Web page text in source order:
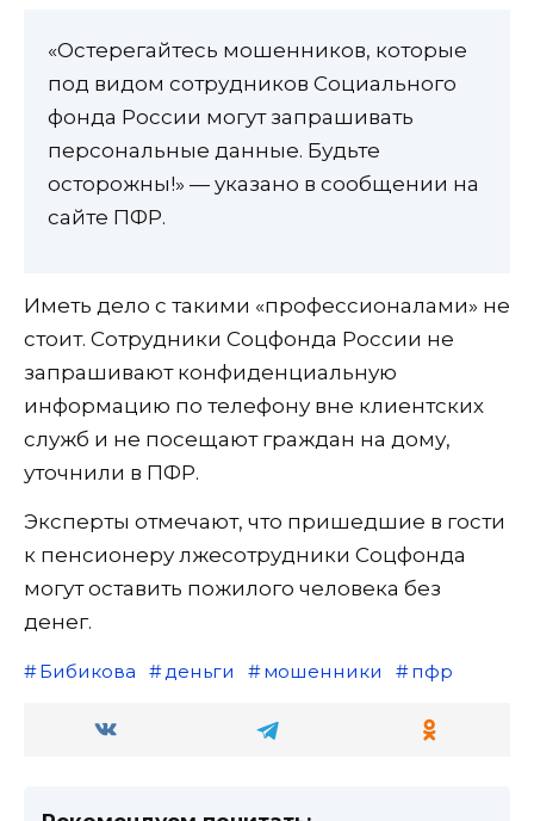
«Остерегайтесь мошенников, которые
под видом сотрудников Социального
фонда России могут запрашивать
персональные данные. Будьте
осторожны!» — указано в сообщении на
сайте ПФР.
Иметь дело с такими «профессионалами» не
стоит. Сотрудники Соцфонда России не
запрашивают конфиденциальную
информацию по телефону вне клиентских
служб и не посещают граждан на дому,
уточнили в ПФР.
Эксперты отмечают, что пришедшие в гости
к пенсионеру лжесотрудники Соцфонда
могут оставить пожилого человека без
денег.
Бибикова деньги мошенники пфр